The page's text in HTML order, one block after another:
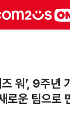
워’, 9주년
로운 팀으